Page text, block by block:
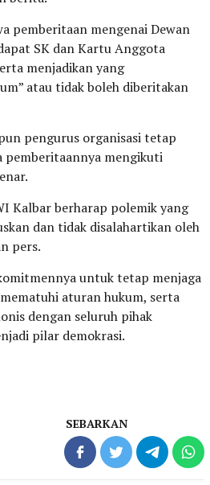
pemberitaan mengenai Dewan
SK dan Kartu Anggota
menjadikan yang
atau tidak boleh diberitakan
pengurus organisasi tetap
pemberitaannya mengikuti
Kalbar berharap polemik yang
dan tidak disalahartikan oleh
pers.
untuk tetap menjaga
aturan hukum, serta
dengan seluruh pihak
pilar demokrasi.
SEBARKAN